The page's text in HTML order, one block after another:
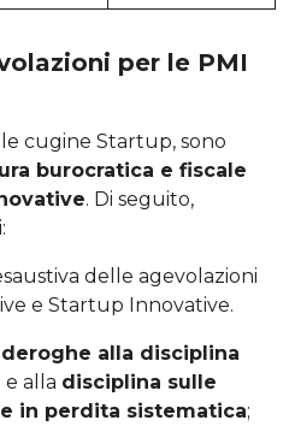
per le PMI
cugine Startup, sono
burocratica e fiscale
. Di seguito,
delle agevolazioni
e Startup Innovative.
deroghe alla disciplina
e alla disciplina sulle
in perdita sistematica;